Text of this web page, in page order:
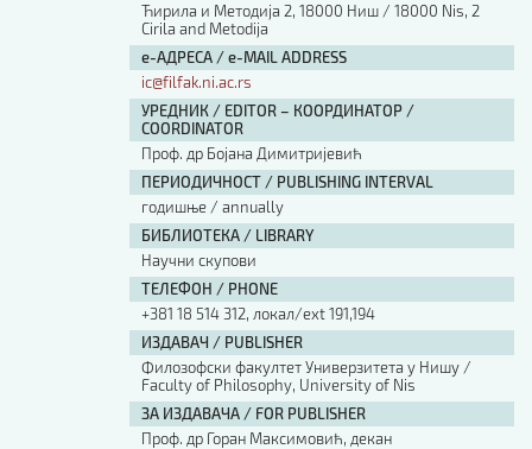
Ћирила и Методија 2, 18000 Ниш / 18000 Nis, 2
Cirila and Metodija
е-АДРЕСА / e-MAIL ADDRESS
ic@filfak.ni.ac.rs
УРЕДНИК / EDITOR – КООРДИНАТОР /
COORDINATOR
Проф. др Бојана Димитријевић
ПЕРИОДИЧНОСТ / PUBLISHING INTERVAL
годишње / annually
БИБЛИОТЕКА / LIBRARY
Научни скупови
ТЕЛЕФОН / PHONE
+381 18 514 312, локал/ext 191,194
ИЗДАВАЧ / PUBLISHER
Филозофски факултет Универзитета у Нишу /
Faculty of Philosophy, University of Nis
ЗА ИЗДАВАЧА / FOR PUBLISHER
Проф. др Горан Максимовић, декан